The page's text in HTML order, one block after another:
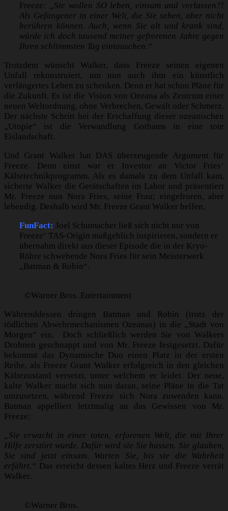
Freeze: „Sie wollen SO leben, einsam und verlassen?!
Als Gefangener in einer Welt, die Sie sehen, aber nicht
berühren können. Auch, wenn Sie alt und krank sind,
würde ich doch tausend meiner gefrorenen Jahre gegen
Ihren schlimmsten Tag eintauschen.“
Trotzdem wünscht Walker, dass Freeze seinen eigenen
Unfall rekonstruiert, um nun auch ihm ein künstlich
verlängertes Leben zu schenken. Denn er hat schon Pläne für
die Zukunft. Es ist die Vision von Ozeana als Zentrum einer
neuen Weltordnung, ohne Verbrechen, Gewalt oder Schmerz.
Der nächste Schritt bei der Erschaffung dieser ozeanischen
„Utopie“ ist die Verwandlung Gothams in eine tote
Eislandschaft.
Und Grant Walker hat DAS überzeugende Argument für
Freeze. Denn einst war er Investor an Victor Fries‘
Kältetechnikprogramm. Als es damals zu dem Unfall kam,
sicherte Walker die Gerätschaften im Labor und präsentiert
Mr. Freeze nun Nora Fries, seine Frau; eingefroren, aber
lebendig. Deshalb wird Mr. Freeze Grant Walker helfen.
FunFact: Joel Schumacher ließ sich nicht nur von
Freeze‘ TAS-Origin maßgeblich inspirieren, sondern er
übernahm direkt aus dieser Episode die in der Kryo-
Röhre schwebende Nora Fries für sein Meisterwerk
„Batman & Robin“.
©Warner Bros. Entertainment
Währenddessen dringen Batman und Robin (trotz der
tödlichen Abwehrmechanismen Ozeanas) in die „Stadt von
Morgen“ ein. Doch schließlich werden Sie von Walkers
Drohnen geschnappt und von Mr. Freeze festgesetzt. Dafür
bekommt das Dynamische Duo einen Platz in der ersten
Reihe, als Freeze Grant Walker erfolgreich in den gleichen
Kältezustand versetzt, unter welchem er leidet. Der neue,
kalte Walker macht sich nun daran, seine Pläne in die Tat
umzusetzen, während Freeze sich Nora zuwenden kann.
Batman appelliert letztmalig an das Gewissen von Mr.
Freeze:
„Sie erwacht in einer toten, erforenen Welt, die mit Ihrer
Hilfe zerstört wurde. Dafür wird sie Sie hassen. Sie glauben,
Sie sind jetzt einsam. Warten Sie, bis sie die Wahrheit
erfährt.“ Das erreicht dessen kaltes Herz und Freeze verrät
Walker.
©Warner Bros.